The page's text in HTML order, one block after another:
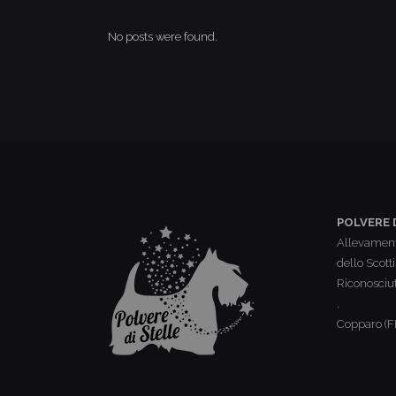
No posts were found.
POLVERE
dello
.
Copparo